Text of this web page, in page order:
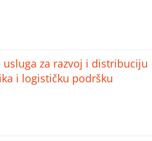
usluga za razvoj i distribuciju
i logističku podršku